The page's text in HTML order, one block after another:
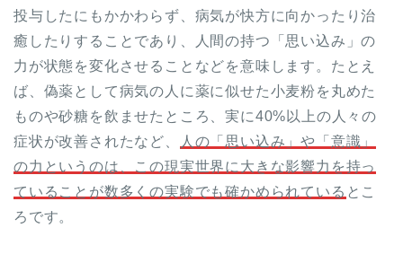
投与したにもかかわらず、病気が快方に向かったり治
癒したりすることであり、人間の持つ「思い込み」の
力が状態を変化させることなどを意味します。たとえ
ば、偽薬として病気の人に薬に似せた小麦粉を丸めた
ものや砂糖を飲ませたところ、実に40%以上の人々の
症状が改善されたなど、
人の「思い込み」や「意識」
の力というのは、この現実世界に大きな影響力を持っ
ていることが数多くの実験でも確かめられている とこ
ろです。